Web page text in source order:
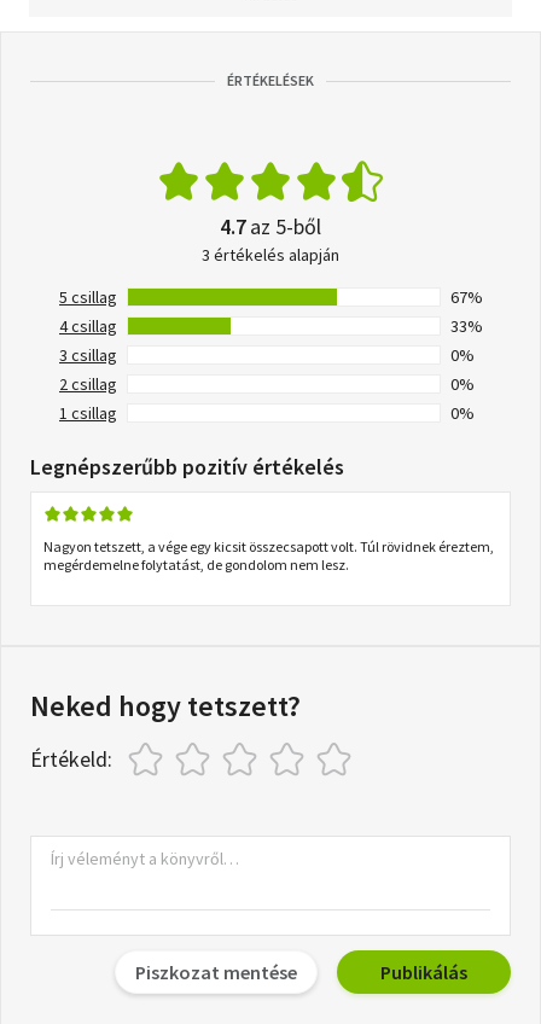
ÉRTÉKELÉSEK
4.7az 5-ből
3 értékelés alapján
5 csillag
67%
4 csillag
33%
3 csillag
0%
2 csillag
0%
1 csillag
0%
Legnépszerűbb pozitív értékelés
Nagyon tetszett, a vége egy kicsit összecsapott volt. Túl rövidnek éreztem,
megérdemelne folytatást, de gondolom nem lesz.
Neked hogy tetszett?
Értékeld:
Piszkozat mentése Publikálás